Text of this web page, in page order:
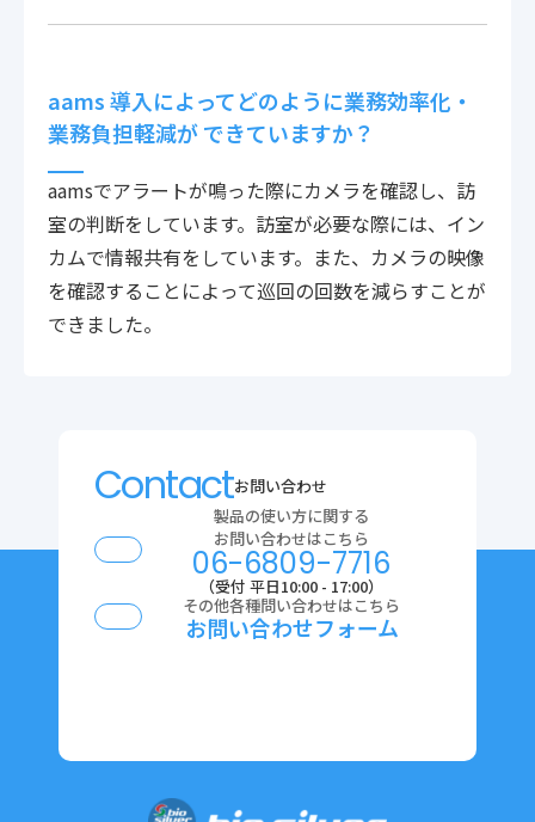
aams 導入によってどのように業務効率化・
業務負担軽減が できていますか？
aamsでアラートが鳴った際にカメラを確認し、訪
室の判断をしています。訪室が必要な際には、イン
カムで情報共有をしています。また、カメラの映像
を確認することによって巡回の回数を減らすことが
できました。
Contactお問い合わせ
製品の使い方に関する
お問い合わせはこちら
06-6809-7716
（受付 平日10:00 - 17:00）
その他各種問い合わせはこちら
お問い合わせフォーム